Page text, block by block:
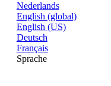
Nederlands
English (global)
English (US)
Deutsch
Français
Sprache